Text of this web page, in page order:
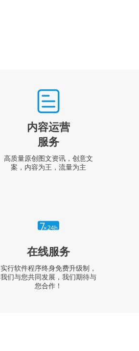
内容运营
服务
高质量原创图文资讯，创意文
案，内容为王，流量为主
在线服务
实行软件程序终身免费升级制，
我们与您共同发展，我们期待与
您合作！